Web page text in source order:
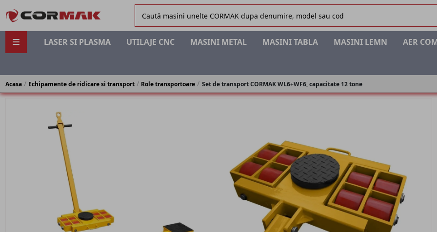
LASER SI PLASMA UTILAJE CNC MASINI METAL MASINI TABLA MASINI LEMN AER
Acasa Echipamente de ridicare si transport Role transportoare Set de transport CORMAK WL6+WF6, capacitate 12 tone